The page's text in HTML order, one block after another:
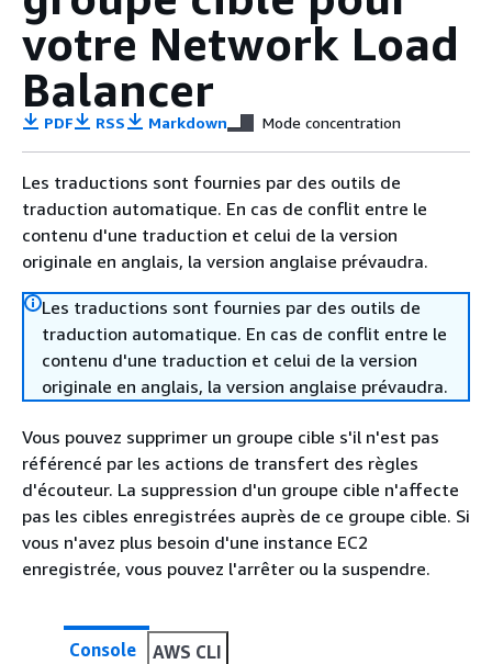
votre Network Load
Balancer
PDF RSS Markdown Mode concentration
Les traductions sont fournies par des outils de
traduction automatique. En cas de conflit entre le
contenu d'une traduction et celui de la version
originale en anglais, la version anglaise prévaudra.
Les traductions sont fournies par des outils de
traduction automatique. En cas de conflit entre le
contenu d'une traduction et celui de la version
originale en anglais, la version anglaise prévaudra.
Vous pouvez supprimer un groupe cible s'il n'est pas
référencé par les actions de transfert des règles
d'écouteur. La suppression d'un groupe cible n'affecte
pas les cibles enregistrées auprès de ce groupe cible. Si
vous n'avez plus besoin d'une instance EC2
enregistrée, vous pouvez l'arrêter ou la suspendre.
Console AWS CLI